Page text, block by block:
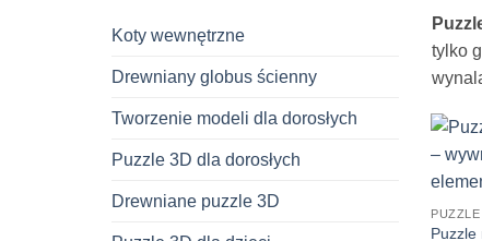
Koty wewnętrzne
Drewniany globus ścienny
Tworzenie modeli dla dorosłych
Puzzle 3D dla dorosłych
Drewniane puzzle 3D
tylko
Puzzle